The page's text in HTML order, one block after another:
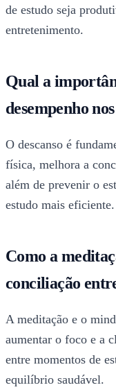
de estudo seja
entretenimento.
Qual a
desempenho
O descanso é
física, melhora a
além de prevenir o
estudo mais eficiente.
Como a
conciliação
A meditação e o
aumentar o foco e a
entre momentos de
equilíbrio saudável.